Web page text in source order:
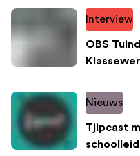
Interview
OBS
Nieuws
Tjipcast